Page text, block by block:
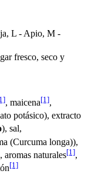
L - Apio, M -
fresco, seco y
, maicena[1],
potásico), extracto
), sal,
(Curcuma longa)),
, aromas naturales[1],
[1]